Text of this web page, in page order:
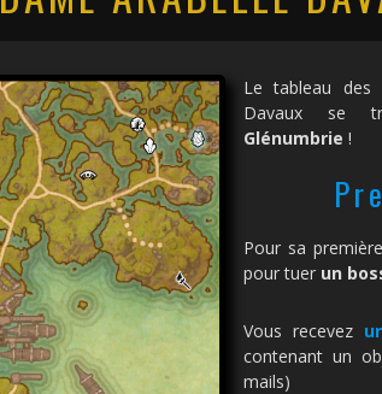
Le tableau des
Davaux se
Glénumbrie !
Pour sa
pour tuer un
Vous recevez
contenant un
mails)